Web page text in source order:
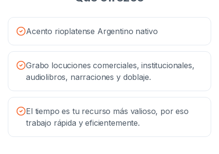
Acento rioplatense Argentino nativo
Grabo locuciones comerciales, institucionales,
audiolibros, narraciones y doblaje.
El tiempo es tu recurso más valioso, por eso
trabajo rápida y eficientemente.